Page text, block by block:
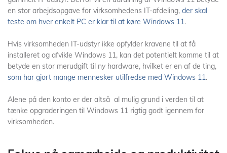
en stor arbejdsopgave for virksomhedens IT-afdeling, der skal
teste om hver enkelt PC er klar til at køre Windows 11.
Hvis virksomheden IT-udstyr ikke opfylder kravene til at få
installeret og afvikle Windows 11, kan det potentielt komme til at
betyde en stor merudgift til ny hardware, hvilket er en af de ting,
som har gjort mange mennesker utilfredse med Windows 11.
Alene på den konto er der altså al mulig grund i verden til at
tænke opgraderingen til Windows 11 rigtig godt igennem for
virksomheden.